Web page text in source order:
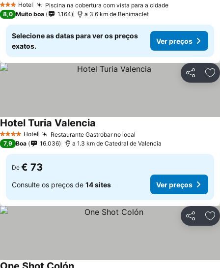
3 EstrelasHotel Piscina na cobertura com vista para a cidade
8,0 Muito boa 1.164 a 3.6 km de Benimaclet
Selecione as datas para ver os preços
exatos.
Ver preços
Partilhar
4 EstrelasHotel Restaurante Gastrobar no local
Hotel Turia Valencia
7,9 Boa 16.036 a 1.3 km de Catedral de Valencia
De € 73
Consulte os preços de 14 sites Ver preços
Partilhar